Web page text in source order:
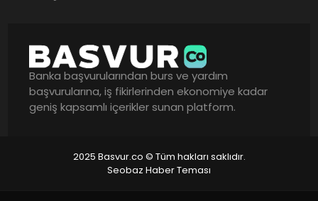
Banka başvurularından burs ve yardım
başvurularına, iş fikirlerinden ekonomiye kadar
geniş kapsamlı içerikler sunan platform.
2025 Basvur.co © Tüm hakları saklıdır.
Seobaz Haber Teması